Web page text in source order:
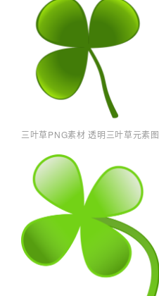
三叶草PNG素材 透明三叶草元素图